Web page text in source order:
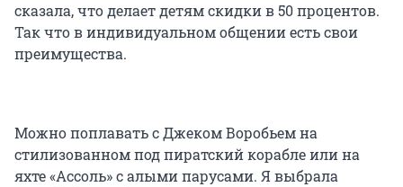
сказала, что делает детям скидки в 50 процентов.
Так что в индивидуальном общении есть свои
преимущества.
Можно поплавать с Джеком Воробьем на
стилизованном под пиратский корабле или на
яхте «Ассоль» с алыми парусами. Я выбрала